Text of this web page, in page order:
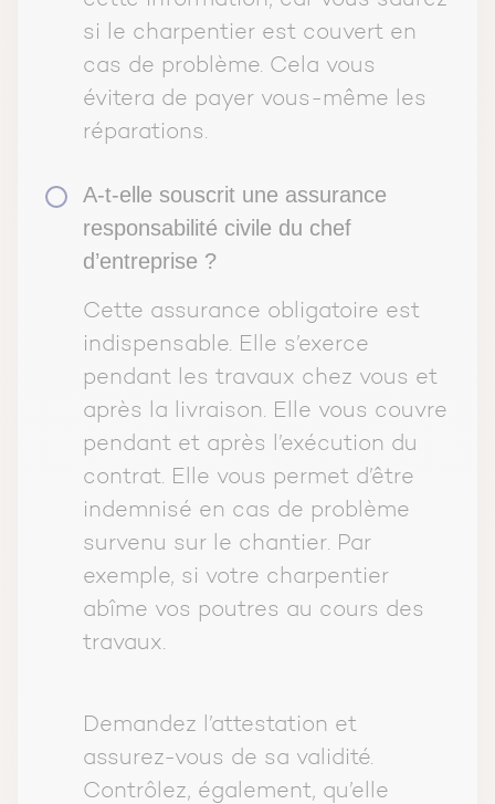
si le charpentier est couvert en
cas de problème. Cela vous
évitera de payer vous-même les
réparations.
A-t-elle souscrit une assurance
responsabilité civile du chef
d’entreprise ?
Cette assurance obligatoire est
indispensable. Elle s’exerce
pendant les travaux chez vous et
après la livraison. Elle vous couvre
pendant et après l’exécution du
contrat. Elle vous permet d’être
indemnisé en cas de problème
survenu sur le chantier. Par
exemple, si votre charpentier
abîme vos poutres au cours des
travaux.
Demandez l’attestation et
assurez-vous de sa validité.
Contrôlez, également, qu’elle